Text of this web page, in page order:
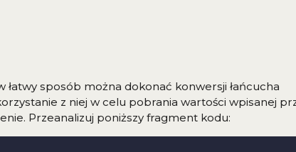
łatwy sposób można dokonać konwersji łańcucha
z niej w celu pobrania wartości wpisanej
Przeanalizuj poniższy fragment kodu: